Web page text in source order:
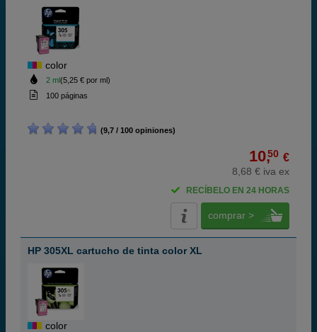
color
2 ml(5,25 € por ml)
100 páginas
(9,7 / 100 opiniones)
10,50 €
8,68 € iva ex
RECÍBELO EN 24 HORAS
comprar >
HP 305XL cartucho de tinta color XL
color